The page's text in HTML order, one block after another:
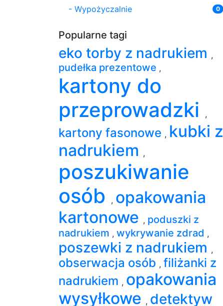
- Wypożyczalnie 0
Popularne tagi
eko torby z nadrukiem ,
pudełka prezentowe ,
kartony do
przeprowadzki
,
kartony fasonowe , kubki z
nadrukiem ,
poszukiwanie
osób
, opakowania
kartonowe , poduszki z
nadrukiem , wykrywanie zdrad ,
poszewki z nadrukiem ,
obserwacja osób , filiżanki z
nadrukiem , opakowania
wysyłkowe , detektyw